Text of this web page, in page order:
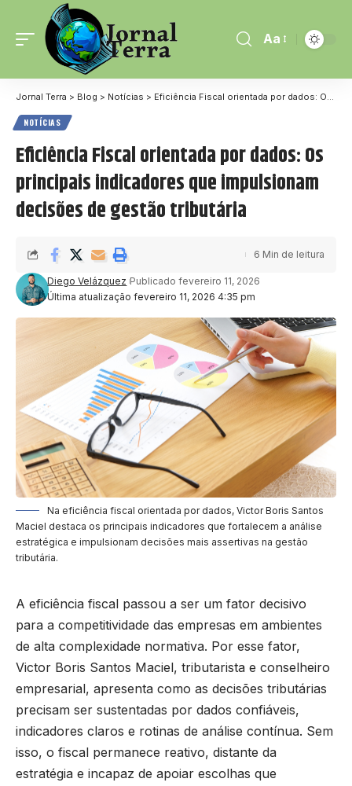
Aa
Jornal Terra > Blog > Notícias > Eficiência Fiscal orientada por dados: Os principais indicadores que impulsionam decisões de gestão tributária
NOTÍCIAS
Eficiência Fiscal orientada por dados: Os
principais indicadores que impulsionam
decisões de gestão tributária
Última atualização fevereiro 11, 2026 4:35 pm
Diego Velázquez Publicado fevereiro 11, 2026
6 Min de leitura
Na eficiência fiscal orientada por dados, Victor Boris Santos
Maciel destaca os principais indicadores que fortalecem a análise
estratégica e impulsionam decisões mais assertivas na gestão
tributária.
A eficiência fiscal passou a ser um fator decisivo
para a competitividade das empresas em ambientes
de alta complexidade normativa. Por esse fator,
Victor Boris Santos Maciel, tributarista e conselheiro
empresarial, apresenta como as decisões tributárias
precisam ser sustentadas por dados confiáveis,
indicadores claros e rotinas de análise contínua. Sem
isso, o fiscal permanece reativo, distante da
estratégia e incapaz de apoiar escolhas que